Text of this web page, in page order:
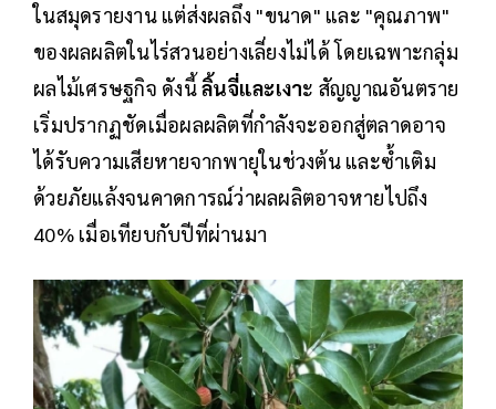
ในสมุดรายงาน แต่ส่งผลถึง "ขนาด" และ "คุณภาพ"
ของผลผลิตในไร่สวนอย่างเลี่ยงไม่ได้ โดยเฉพาะกลุ่ม
ผลไม้เศรษฐกิจ ดังนี้ลิ้นจี่และเงาะ สัญญาณอันตราย
เริ่มปรากฏชัดเมื่อผลผลิตที่กำลังจะออกสู่ตลาดอาจ
ได้รับความเสียหายจากพายุในช่วงต้น และซ้ำเติม
ด้วยภัยแล้งจนคาดการณ์ว่าผลผลิตอาจหายไปถึง
40% เมื่อเทียบกับปีที่ผ่านมา